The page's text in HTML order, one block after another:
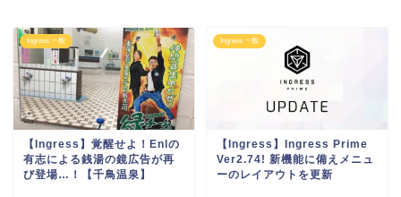
Ingress 一般
【Ingress】覚醒せよ！Enlの
有志による銭湯の鏡広告が再
び登場…！【千鳥温泉】
Ingress 一般
【Ingress】Ingress Prime
Ver2.74! 新機能に備えメニュ
ーのレイアウトを更新